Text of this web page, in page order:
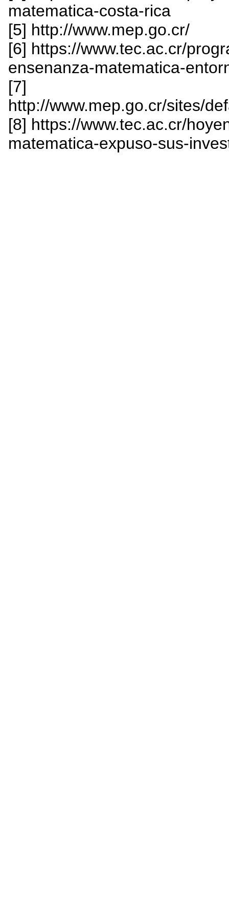
matematica-costa-rica
[5] http://www.mep.go.cr/
[6] https://www.tec.ac.cr/
ensenanza-matematica-
[7]
http://www.mep.go.cr/sites/
[8] https://www.tec.ac.cr/
matematica-expuso-sus-